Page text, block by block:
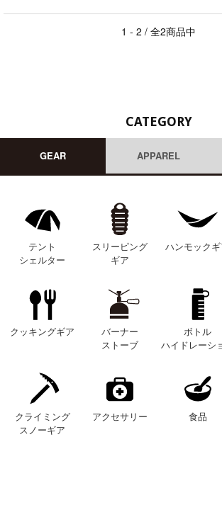
1 - 2 / 全2商品中
CATEGORY
GEAR APPAREL
テント
シェルター
スリーピング
ギア
ハンモック
クッキングギア
バーナー
ストーブ
ボトル
ハイドレーシ
クライミング
スノーギア
アクセサリー 食品